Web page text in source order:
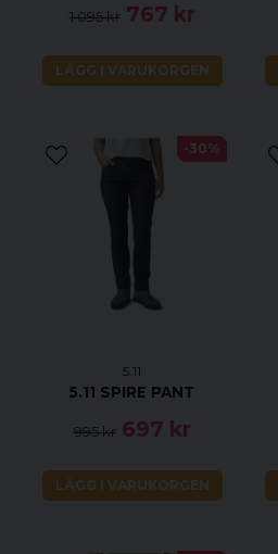
1 095 kr 767 kr
LÄGG I VARUKORGEN
5.11
5.11 SPIRE PANT
995 kr 697 kr
LÄGG I VARUKORGEN
-30%